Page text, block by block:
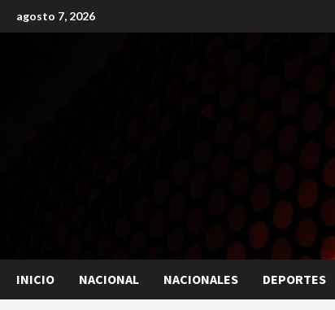
to
agosto 7, 2026
INICIO NACIONAL NACIONALES DEPORTES